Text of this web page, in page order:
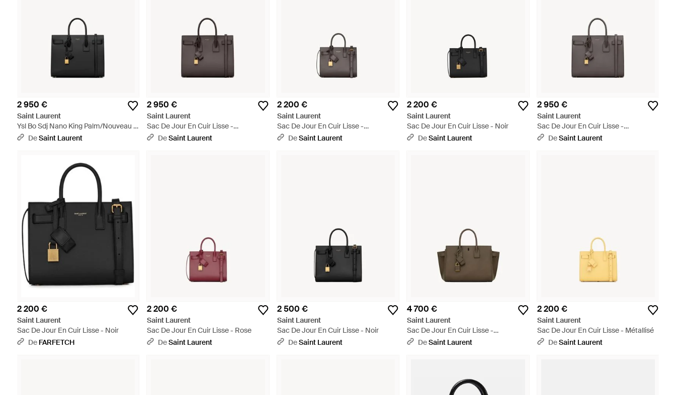
2 950 €
Saint Laurent
Ysl Bo Sdj Nano King Palm/Nouveau -
NoirDeSaint Laurent
2 950 €
Saint Laurent
Sac De Jour En Cuir Lisse -
Multicolore
DeSaint Laurent
2 200 €
Saint Laurent
Sac De Jour En Cuir Lisse -
Multicolore
DeSaint Laurent
2 200 €
Saint Laurent
Sac De Jour En Cuir Lisse - Noir
DeSaint Laurent
2 950 €
Saint Laurent
Sac De Jour En Cuir Lisse -
Multicolore
DeSaint Laurent
2 200 €
Saint Laurent
Sac De Jour En Cuir Lisse - Noir
De FARFETCH
2 200 €
Saint Laurent
Sac De Jour En Cuir Lisse - Rose
DeSaint Laurent
2 500 €
Saint Laurent
Sac De Jour En Cuir Lisse - Noir
DeSaint Laurent
4 700 €
Saint Laurent
Sac De Jour En Cuir Lisse -
Multicolore
DeSaint Laurent
2 200 €
Saint Laurent
Sac De Jour En Cuir Lisse - Métallisé
DeSaint Laurent